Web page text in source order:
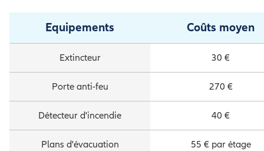
Equipements Coûts moyen
Extincteur 30 €
Porte anti-feu 270 €
Détecteur d'incendie 40 €
Plans d'évacuation 55 € par étage